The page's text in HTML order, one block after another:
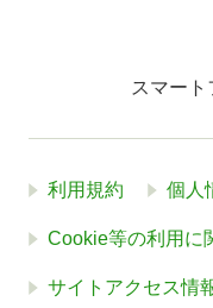
スマート
利用規約 個人
Cookie等の利用に
サイトアクセス情